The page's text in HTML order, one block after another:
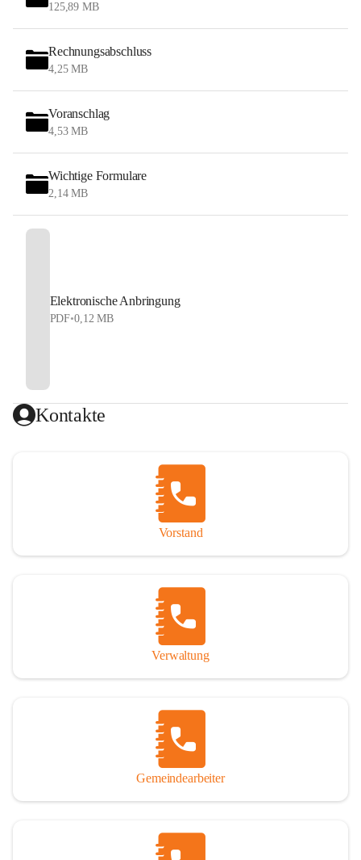
125,89 MB
Rechnungsabschluss
4,25 MB
Voranschlag
4,53 MB
Wichtige Formulare
2,14 MB
Elektronische Anbringung
PDF•0,12 MB
Kontakte
Vorstand
Verwaltung
Gemeindearbeiter